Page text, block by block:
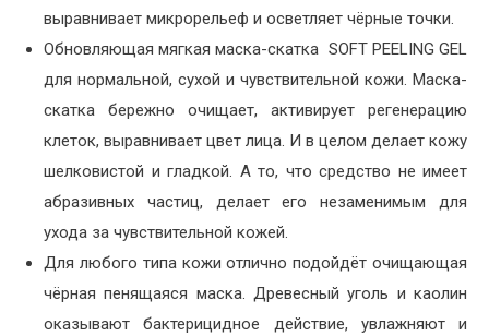
выравнивает микрорельеф и осветляет чёрные точки.
Обновляющая мягкая маска-скатка SOFT PEELING GEL
для нормальной, сухой и чувствительной кожи. Маска-
скатка бережно очищает, активирует регенерацию
клеток, выравнивает цвет лица. И в целом делает кожу
шелковистой и гладкой. А то, что средство не имеет
абразивных частиц, делает его незаменимым для
ухода за чувствительной кожей.
Для любого типа кожи отлично подойдёт очищающая
чёрная пенящаяся маска. Древесный уголь и каолин
оказывают бактерицидное действие, увлажняют и